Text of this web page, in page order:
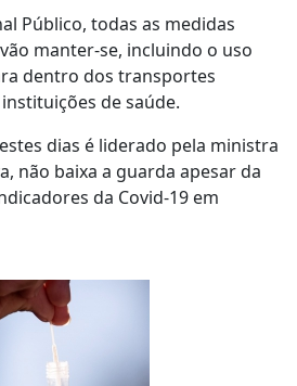
Público, todas as medidas
manter-se, incluindo o uso
dentro dos transportes
de saúde.
dias é liderado pela ministra
não baixa a guarda apesar da
da Covid-19 em